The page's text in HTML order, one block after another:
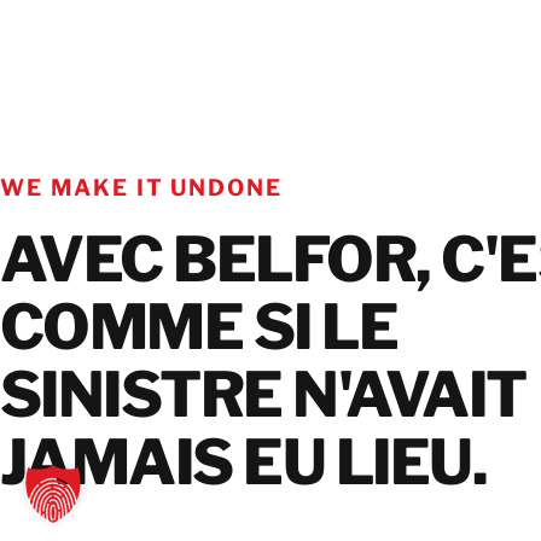
WE MAKE IT UNDONE
AVEC BELFOR,
COMME SI LE
SINISTRE N'AVAIT
JAMAIS EU LIEU.